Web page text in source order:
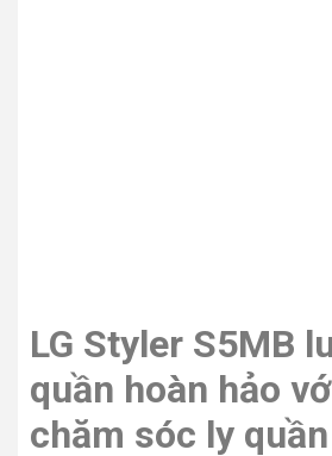
LG Styler S5MB
quần hoàn hảo
chăm sóc ly